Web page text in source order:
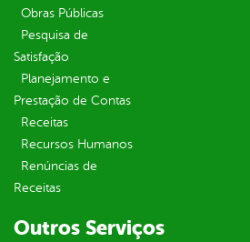
Obras Públicas
Pesquisa de
Satisfação
Planejamento e
Prestação de Contas
Receitas
Recursos Humanos
Renúncias de
Receitas
Outros Serviços